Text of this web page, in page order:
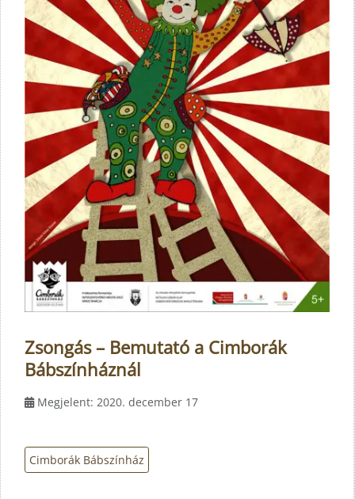
Zsongás – Bemutató a Cimborák
Bábszínháznál
Megjelent: 2020. december 17
Cimborák Bábszínház